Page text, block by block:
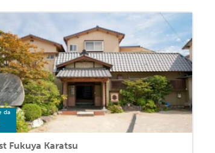
da
Fukuya Karatsu